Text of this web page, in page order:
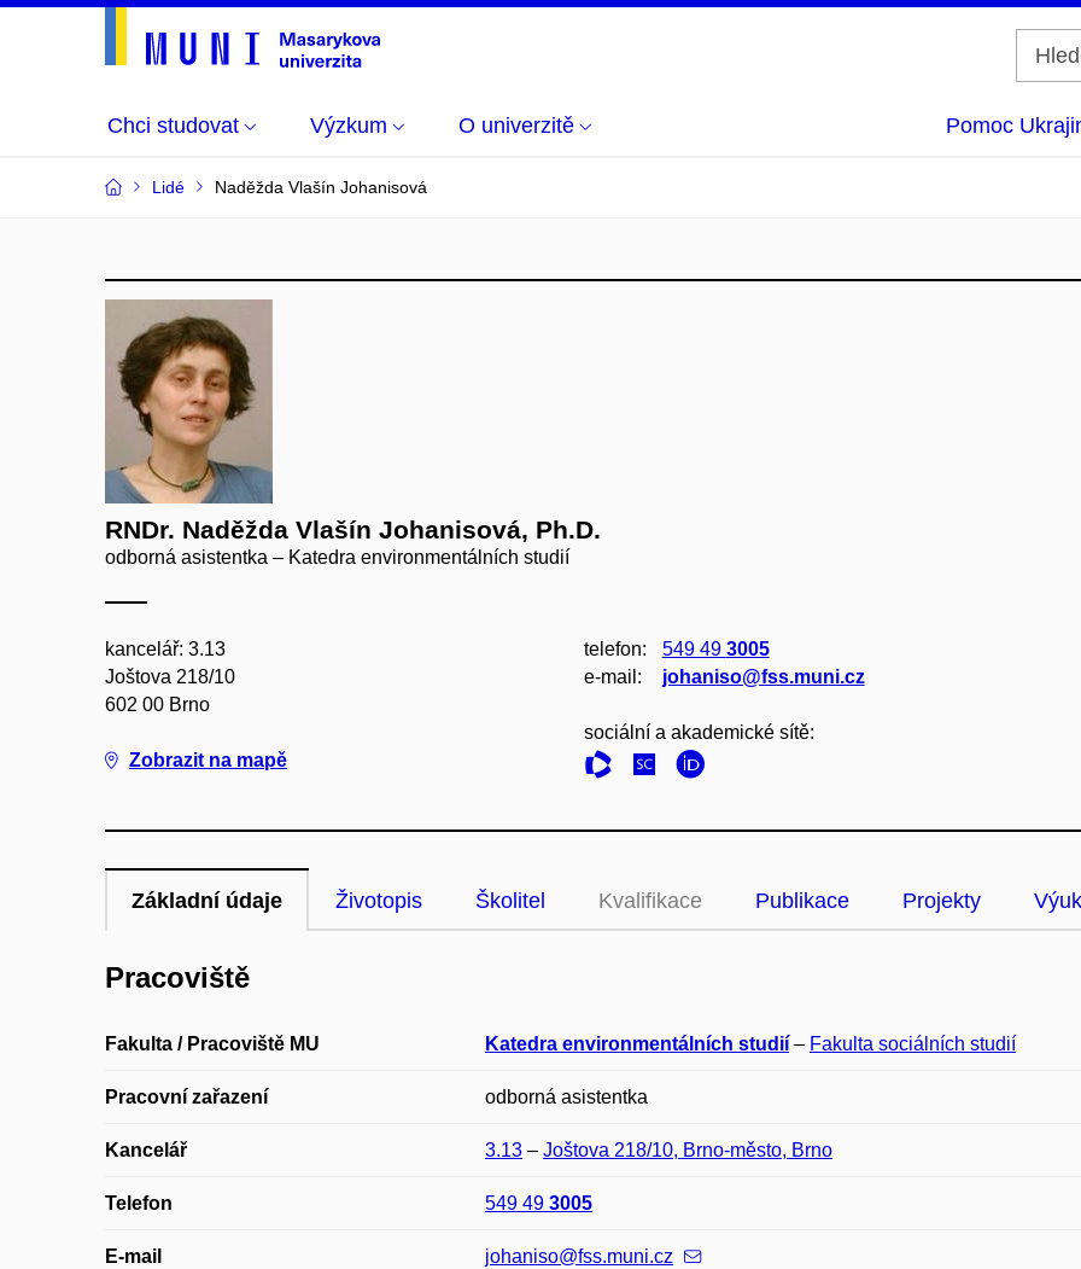
Chci studovat Výzkum O univerzitě Pomoc
Lidé Naděžda Vlašín Johanisová
RNDr. Naděžda Vlašín Johanisová, Ph.D.
odborná asistentka – Katedra environmentálních studií
kancelář: 3.13
Joštova 218/10
602 00 Brno
Zobrazit na mapě
telefon: 549 49 3005
e‑mail:
johaniso@fss.muni.cz
sociální a akademické sítě:
Základní údaje Životopis Školitel Kvalifikace Publikace Projekty
Pracoviště
Fakulta / Pracoviště MU Katedra environmentálních studií – Fakulta sociálních studií
Pracovní zařazení odborná asistentka
Kancelář 3.13 – Joštova 218/10, Brno-město, Brno
Telefon 549 49 3005
E-mail johaniso@fss.muni.cz